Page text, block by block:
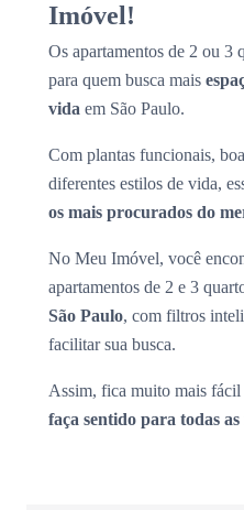
Imóvel!
Os apartamentos de 2 ou 3
para quem busca mais
vida em São Paulo.
Com plantas funcionais,
diferentes estilos de vida,
os mais procurados do
No Meu Imóvel, você
apartamentos de 2 e 3
São Paulo, com filtros
facilitar sua busca.
Assim, fica muito mais
faça sentido para todas as